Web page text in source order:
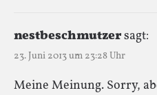
nestbeschmutzersagt:
23. Juni 2013 um 23:28 Uhr
Meine Meinung. Sorry,